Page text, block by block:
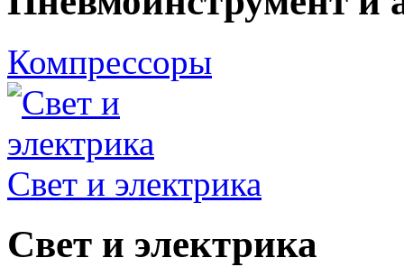
Компрессоры
Свет и электрика
Свет и электрика